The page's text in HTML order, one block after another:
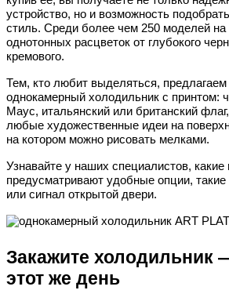
устройство, но и возможность
стиль. Среди более чем 250 моделей на
однотонных расцветок от глубокого
кремового.
Тем, кто любит выделяться, предлагаем
однокамерный холодильник с принтом:
Маус, итальянский или британский
любые художественные идеи на
на котором можно рисовать мелками.
Узнавайте у наших специалистов,
предусматривают удобные опции, такие
или сигнал открытой двери.
Закажите холодильник
этот же день